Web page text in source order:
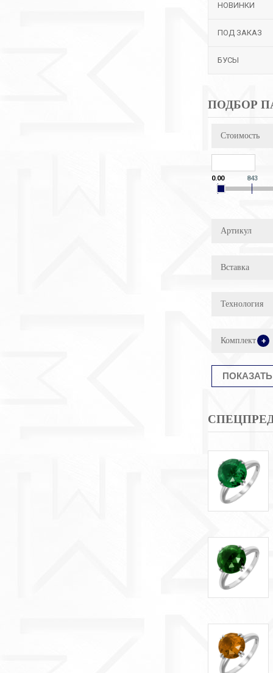
НОВИНКИ
ПОД ЗАКАЗ
БУСЫ
ПОДБОР
Стоимость
0.00 843
Артикул
Вставка
Технология
Комплект +